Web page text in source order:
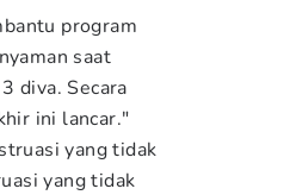
program
saat
diva. Secara
ini lancar."
yang tidak
yang tidak